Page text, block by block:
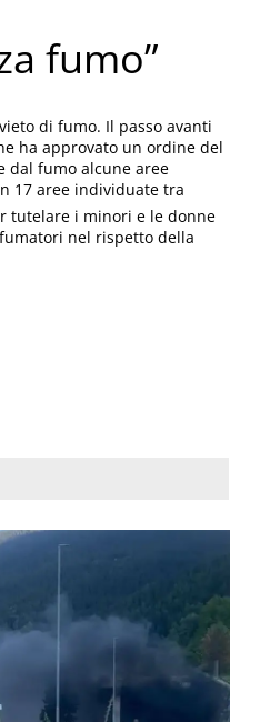
fumo”
di fumo. Il passo avanti
ha approvato un ordine del
dal fumo alcune aree
17 aree individuate tra
tutelare i minori e le donne
nel rispetto della